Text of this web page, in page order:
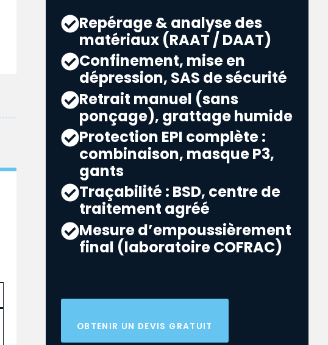
Repérage & analyse des
matériaux (RAAT / DAAT)
Confinement, mise en
dépression, SAS de sécurité
Retrait manuel (sans
ponçage), grattage humide
Protection EPI complète :
combinaison, masque P3,
gants
Traçabilité : BSD, centre de
traitement agréé
Mesure d’empoussièrement
final (laboratoire COFRAC)
OBTENIR UN DEVIS GRATUIT